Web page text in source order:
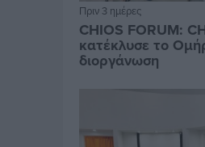
Πριν 3 ημέρες
CHIOS FORUM:
κατέκλυσε το
διοργάνωση